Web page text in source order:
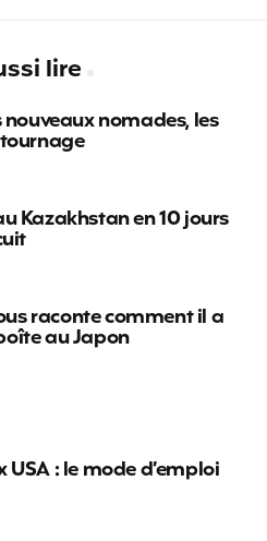
lire
nomades, les
Kazakhstan en 10 jours
raconte comment il a
au Japon
USA : le mode d’emploi